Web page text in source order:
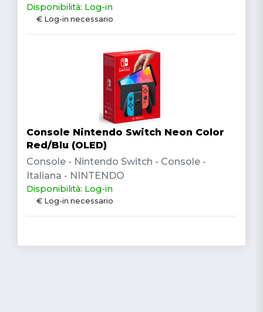
Disponibilità: Log-in
€ Log-in necessario
Console Nintendo Switch Neon Color
Red/Blu (OLED)
Console - Nintendo Switch - Console -
Italiana - NINTENDO
Disponibilità: Log-in
€ Log-in necessario